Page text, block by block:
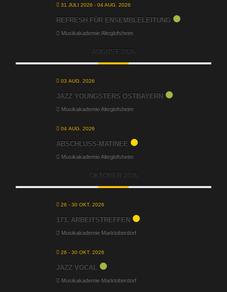
31 JULI 2026 - 04 AUG. 2026
REFRESH FÜR ENSEMBLELEITUNG
Musikakademie Alteglofsheim
AUGUST 2026
03 AUG. 2026
JAZZ YOUNGSTERS OSTBAYERN
Musikakademie Alteglofsheim
04 AUG. 2026
ABSCHLUSS-MATINEE
Musikakademie Alteglofsheim
OKTOBER 2026
26 - 30 OKT. 2026
173. ARBEITSTREFFEN
Musikakademie Marktoberdorf
26 - 30 OKT. 2026
JAZZ VOCAL
Musikakademie Marktoberdorf